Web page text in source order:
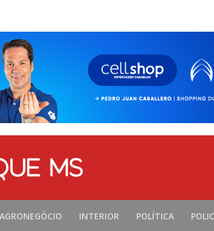
AGRONEGÓCIO INTERIOR POLÍTICA